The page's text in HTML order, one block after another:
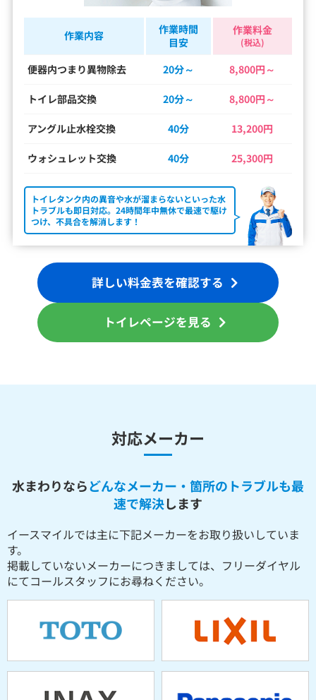
作業内容
作業時間
目安
作業料金
(税込)
便器内つまり異物除去 20分～ 8,800円～
トイレ部品交換 20分～ 8,800円～
アングル止水栓交換 40分 13,200円
ウォシュレット交換 40分 25,300円
トイレタンク内の異音や水が溜まらないといった水
トラブルも即日対応。24時間年中無休で最速で駆け
つけ、不具合を解消します！
詳しい料金表を確認する
トイレページを見る
対応メーカー
水まわりならどんなメーカー・箇所のトラブルも最
速で解決します
イースマイルでは主に下記メーカーをお取り扱いしていま
す。
掲載していないメーカーにつきましては、フリーダイヤル
にてコールスタッフにお尋ねください。